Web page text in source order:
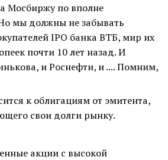
Мосбиржу по вполне
мы должны не забывать
IPO банка ВТБ, мир их
почти 10 лет назад. И
и Роснефти, и .... Помним,
к облигациям от эмитента,
свои долги рынку.
акции с высокой